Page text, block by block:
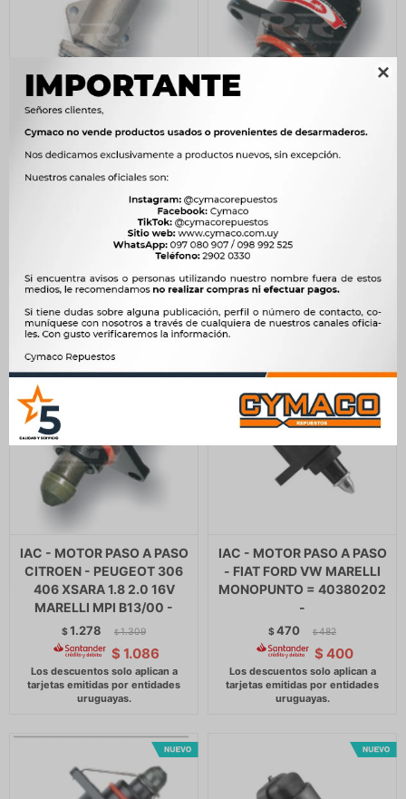

IAC - MOTOR PASO A PASO
RENAULT MEGANE-
SCENIC -
2.277
$1.889
IAC - MOTOR PASO A PASO
DUCATO MARELLI B04.01
$480
IAC - MOTOR PASO A PASO
CITROEN - PEUGEOT 306
406 XSARA 1.8 2.0 16V
MARELLI MPI B13/00 -
$1.278 $ 1.309
$ 1.086
IAC - MOTOR PASO A PASO
- FIAT FORD VW MARELLI
MONOPUNTO = 40380202
-
$470 $ 482
$ 400